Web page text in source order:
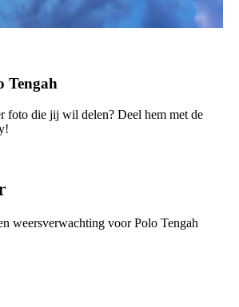
Tengah
foto die jij wil delen? Deel hem met de
weersverwachting voor Polo Tengah